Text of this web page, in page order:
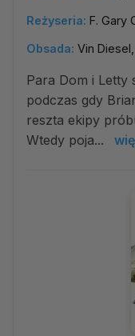
Reżyseria: F. Gary
Obsada: Vin
Para Dom i Letty
podczas gdy
reszta ekipy
Wtedy poja...